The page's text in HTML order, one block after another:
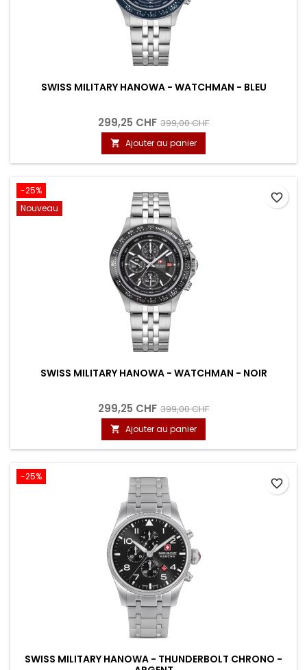
SWISS MILITARY HANOWA - WATCHMAN - BLEU
299,25 CHF 399,00 CHF
 Ajouter au panier
-25%
Nouveau
SWISS MILITARY HANOWA - WATCHMAN - NOIR
299,25 CHF 399,00 CHF
 Ajouter au panier
favorite_border
-25%
SWISS MILITARY HANOWA - THUNDERBOLT CHRONO -
favorite_border